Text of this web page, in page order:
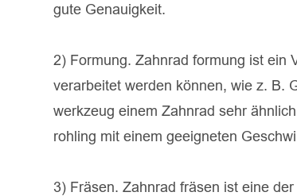
gute Genauigkeit.
2) Formung. Zahnrad formung ist ein
verarbeitet werden können, wie z. B.
werkzeug einem Zahnrad sehr
rohling mit einem geeigneten
3) Fräsen. Zahnrad fräsen ist eine